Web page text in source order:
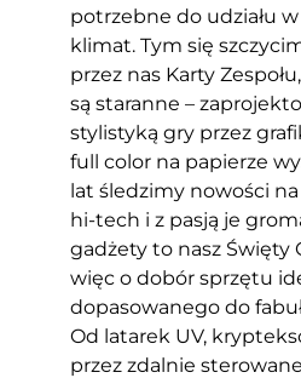
potrzebne do udziału
klimat. Tym się
przez nas Karty
są staranne –
stylistyką gry przez
full color na papierze
lat śledzimy nowości
hi-tech i z pasją je
gadżety to nasz Święty
więc o dobór sprzętu
dopasowanego do
Od latarek UV,
przez zdalnie